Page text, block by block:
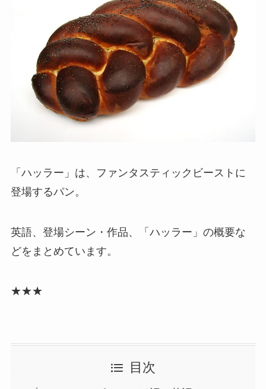
「ハッラー」は、ファンタスティックビーストに
登場するパン。
英語、登場シーン・作品、「ハッラー」の概要な
どをまとめています。
★★★
目次